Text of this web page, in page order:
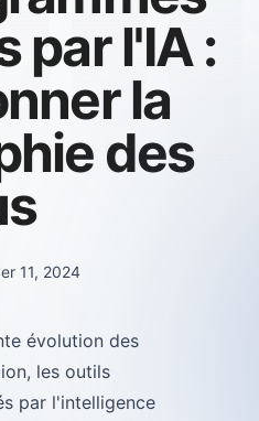
par l'IA :
la
des
11, 2024
évolution des
les outils
par l'intelligence